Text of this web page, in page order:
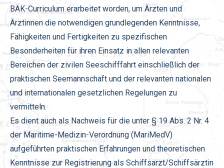
BÄK-Curriculum erarbeitet worden, um Ärzten und
Ärztinnen die notwendigen grundlegenden Kenntnisse,
Fähigkeiten und Fertigkeiten zu spezifischen
Besonderheiten für ihren Einsatz in allen relevanten
Bereichen der zivilen Seeschifffahrt einschließlich der
praktischen Seemannschaft und der relevanten nationalen
und internationalen gesetzlichen Regelungen zu
vermitteln.
Es dient auch als Nachweis für die unter § 19 Abs. 2 Nr. 4
der Maritime-Medizin-Verordnung (MariMedV)
aufgeführten praktischen Erfahrungen und theoretischen
Kenntnisse zur Registrierung als Schiffsarzt/Schiffsärztin